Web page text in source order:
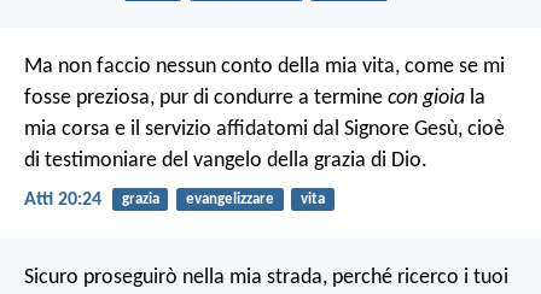
Ma non faccio nessun conto della mia vita, come se mi
fosse preziosa, pur di condurre a termine con gioia la
mia corsa e il servizio affidatomi dal Signore Gesù, cioè
di testimoniare del vangelo della grazia di Dio.
Atti 20:24 grazia evangelizzare vita
Sicuro proseguirò nella mia strada, perché ricerco i tuoi